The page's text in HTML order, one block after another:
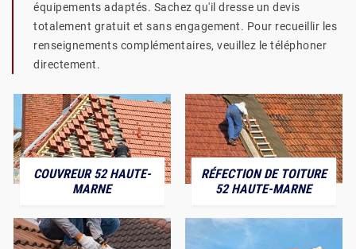
équipements adaptés. Sachez qu'il dresse un devis
totalement gratuit et sans engagement. Pour recueillir les
renseignements complémentaires, veuillez le téléphoner
directement.
COUVREUR 52 HAUTE-
MARNE
RÉFECTION DE TOITURE
52 HAUTE-MARNE